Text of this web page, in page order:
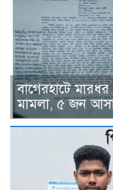
বাগেরহাটে
মামলা, ৫ জন